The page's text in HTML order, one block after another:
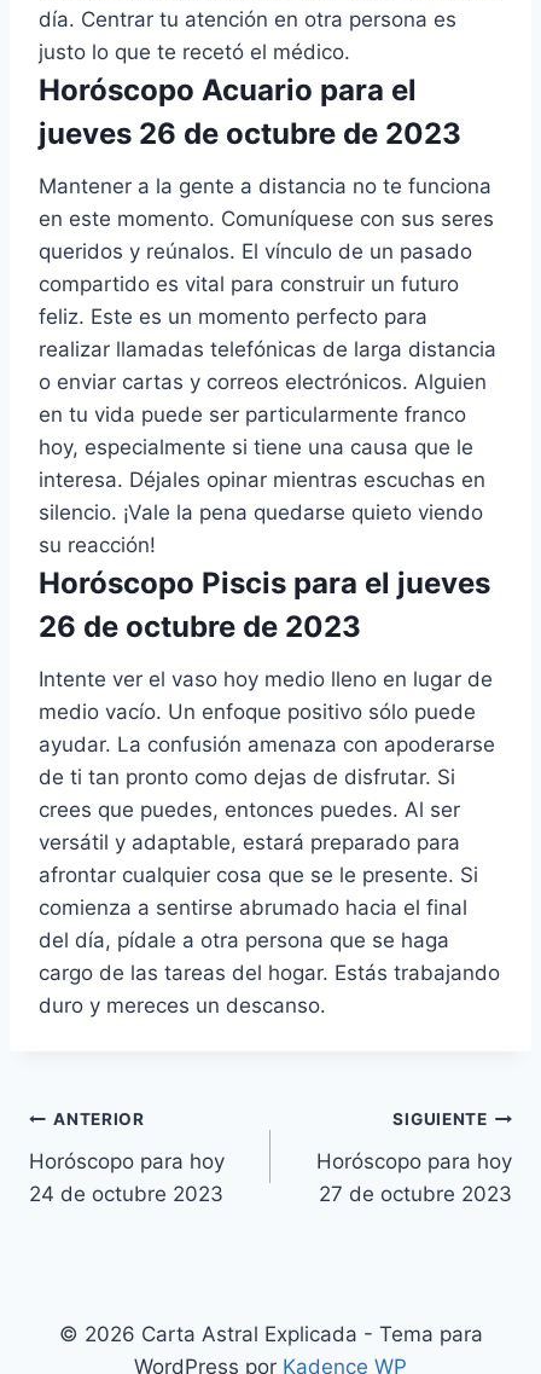
día. Centrar tu atención en otra persona es
justo lo que te recetó el médico.
Horóscopo Acuario para el
jueves 26 de octubre de 2023
Mantener a la gente a distancia no te funciona
en este momento. Comuníquese con sus seres
queridos y reúnalos. El vínculo de un pasado
compartido es vital para construir un futuro
feliz. Este es un momento perfecto para
realizar llamadas telefónicas de larga distancia
o enviar cartas y correos electrónicos. Alguien
en tu vida puede ser particularmente franco
hoy, especialmente si tiene una causa que le
interesa. Déjales opinar mientras escuchas en
silencio. ¡Vale la pena quedarse quieto viendo
su reacción!
Horóscopo Piscis para el jueves
26 de octubre de 2023
Intente ver el vaso hoy medio lleno en lugar de
medio vacío. Un enfoque positivo sólo puede
ayudar. La confusión amenaza con apoderarse
de ti tan pronto como dejas de disfrutar. Si
crees que puedes, entonces puedes. Al ser
versátil y adaptable, estará preparado para
afrontar cualquier cosa que se le presente. Si
comienza a sentirse abrumado hacia el final
del día, pídale a otra persona que se haga
cargo de las tareas del hogar. Estás trabajando
duro y mereces un descanso.
Navegación
de
ANTERIOR
Horóscopo para hoy
24 de octubre 2023
SIGUIENTE
Horóscopo para hoy
27 de octubre 2023
© 2026 Carta Astral Explicada - Tema para
WordPress por Kadence WP